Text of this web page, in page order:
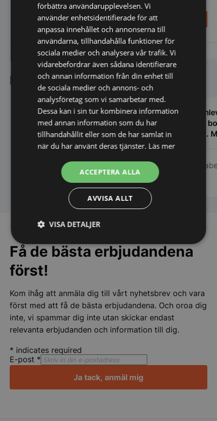
143,00SEK
Vi prisjämför
343,00SEK
Vi prisjämför
Kundnöjdhet
Servisen är väldigt bra . Tillgängligheten
via telefon är bra. Snabb svar via mail.
Ge alltid god info om olika utrustning.
Rawa Hawez
och
ugn.
Få de bästa erbjudandena
först!
Kom ihåg att anmäla dig till vårt nyhetsbrev och vara
först med att få de bästa erbjudandena. Och oroa dig
inte, vi spammar dig inte utan skickar endast
relevanta erbjudanden och information till dig.
* indicates required
E-post *
Ja tack, anmäl mig
förbättra användarupplevelsen. Vi
använder enhetsidentifierade för att
anpassa innehållet och annonserna till
användarna, tillhandahålla funktioner för
sociala medier och analysera vår trafik. Vi
vidarebefordrar även sådana identifierare
och annan information från din enhet till
de sociala medier och annons- och
analysföretag som vi samarbetar med.
Dessa kan i sin tur kombinera information
med annan information som du har
tillhandahållit eller som de har samlat in
när du har använt deras tjänster. Läs mer
ACCEPTERA ALLA
AVVISA ALLT
VISA DETALJER
Strikt
nödvändigt
Prestanda Inriktning
Funktioner Oklassificerade
Strikt nödvändigt Prestanda
Funktioner
Oklassificerade
Strikt nödvändiga kakor tillåter